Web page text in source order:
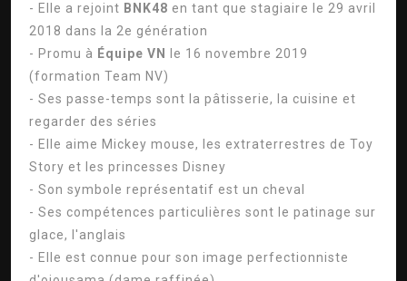
- Elle a rejoint BNK48 en tant que stagiaire le 29 avril
2018 dans la 2e génération
- Promu à Équipe VN
le 16 novembre 2019
(formation Team NV)
- Ses passe-temps sont la pâtisserie, la cuisine et
regarder des séries
- Elle aime Mickey mouse, les extraterrestres de Toy
Story et les princesses Disney
- Son symbole représentatif est un cheval
- Ses compétences particulières sont le patinage sur
glace, l'anglais
- Elle est connue pour son image perfectionniste